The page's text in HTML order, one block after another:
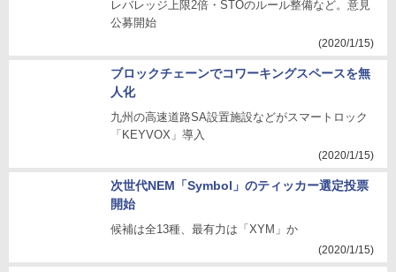
レバレッジ上限2倍・STOのルール整備など。意見
公募開始
(2020/1/15)
ブロックチェーンでコワーキングスペースを無
人化
九州の高速道路SA設置施設などがスマートロック
「KEYVOX」導入
(2020/1/15)
次世代NEM「Symbol」のティッカー選定投票
開始
候補は全13種、最有力は「XYM」か
(2020/1/15)